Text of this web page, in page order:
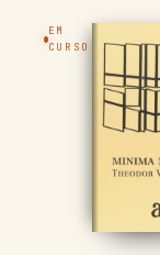
EM
CURSO